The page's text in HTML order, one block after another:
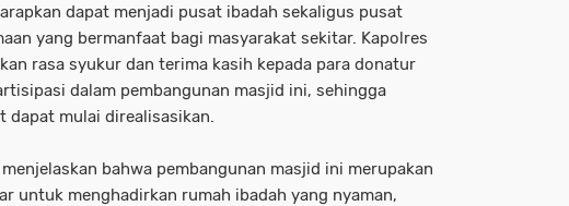
dapat menjadi pusat ibadah sekaligus pusat
yang bermanfaat bagi masyarakat sekitar. Kapolres
rasa syukur dan terima kasih kepada para donatur
dalam pembangunan masjid ini, sehingga
dapat mulai direalisasikan.
bahwa pembangunan masjid ini merupakan
untuk menghadirkan rumah ibadah yang nyaman,